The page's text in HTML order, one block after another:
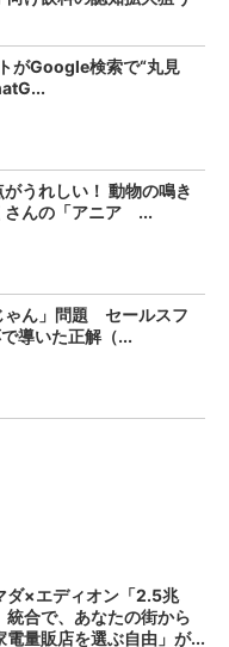
がGoogle検索で“丸見
うれしい！ 動物の鳴き
さんの「アニア ...
ゃん」問題 セールスフ
導いた正解（...
ダ×エディオン「2.5兆
統合で、あなたの街から
電量販店を選ぶ自由」が...